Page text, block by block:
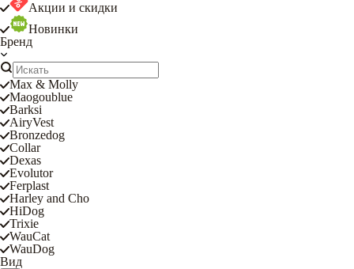
Акции и скидки
Новинки
Бренд
Max & Molly
Maogoublue
Barksi
AiryVest
Bronzedog
Collar
Dexas
Evolutor
Ferplast
Harley and Cho
HiDog
Trixie
WauCat
WauDog
Вид